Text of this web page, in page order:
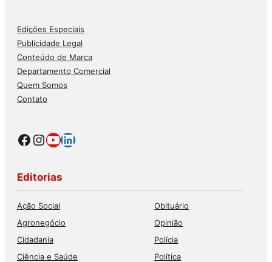
Edições Especiais
Publicidade Legal
Conteúdo de Marca
Departamento Comercial
Quem Somos
Contato
Facebook
Instagram
Youtube
LinkedIn
Editorias
Ação Social
Agronegócio
Cidadania
Ciência e Saúde
Obituário
Opinião
Polícia
Política